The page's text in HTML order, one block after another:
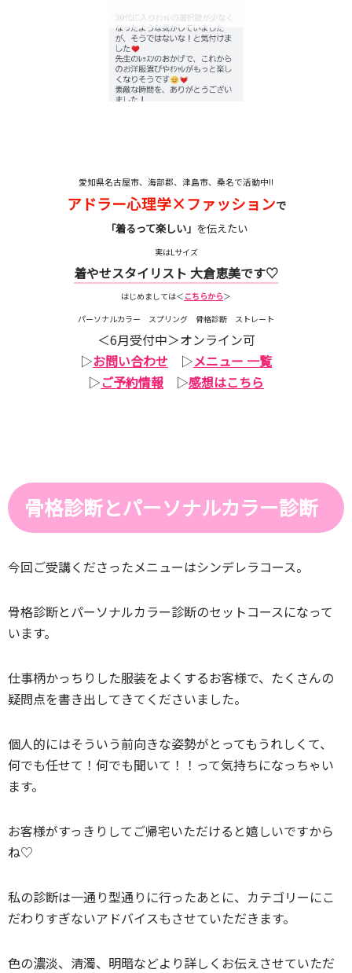
愛知県名古屋市、海部郡、津島市、桑名で活動中!!
アドラー心理学×ファッションで
「着るって楽しい」 を伝えたい
実はLサイズ
着やせスタイリスト 大倉恵美です♡
はじめましては＜ こちらから＞
パーソナルカラー スプリング 骨格診断 ストレート
＜6月受付中＞オンライン可
▷お問い合わせ ▷メニュー 一覧
▷ご予約情報 ▷感想はこちら
骨格診断とパーソナルカラー診断
今回ご受講くださったメニューはシンデレラコース。
骨格診断とパーソナルカラー診断のセットコースになって
います。
仕事柄かっちりした服装をよくするお客様で、たくさんの
疑問点を書き出してきてくださいました。
個人的にはそういう前向きな姿勢がとってもうれしくて、
何でも任せて！何でも聞いて！！って気持ちになっちゃい
ます。
お客様がすっきりしてご帰宅いただけると嬉しいですから
ね♡
私の診断は一通り型通りに行ったあとに、カテゴリーにこ
だわりすぎないアドバイスもさせていただきます。
色の濃淡、清濁、明暗などより詳しくお伝えさせていただ